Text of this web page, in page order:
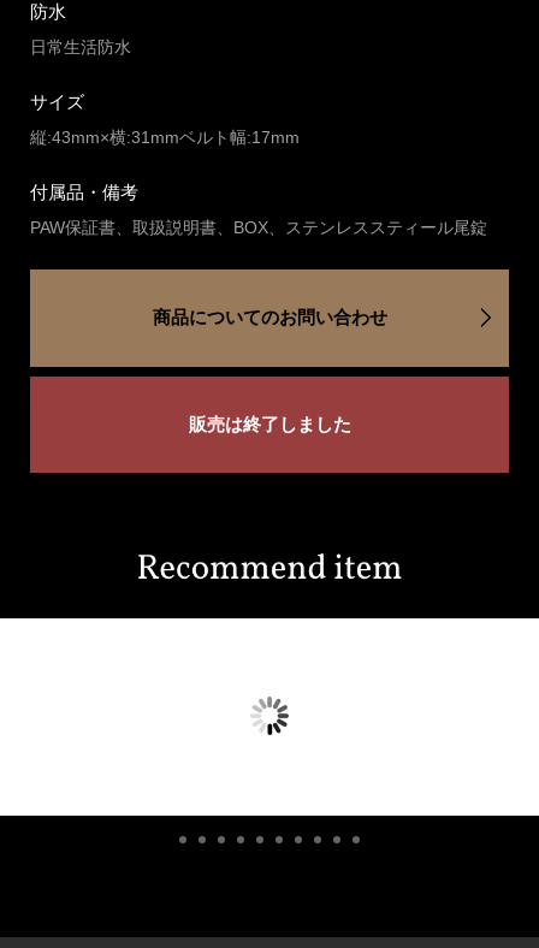
防水
日常生活防水
サイズ
縦:43mm×横:31mmベルト幅:17mm
付属品・備考
PAW保証書、取扱説明書、BOX、ステンレススティール尾錠
商品についてのお問い合わせ
販売は終了しました